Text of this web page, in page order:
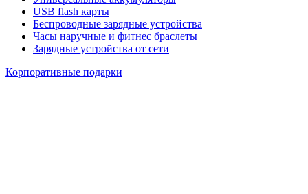
USB flash карты
Беспроводные зарядные устройства
Часы наручные и фитнес браслеты
Зарядные устройства от сети
Корпоративные подарки